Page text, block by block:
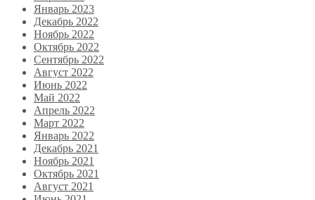
Январь 2023
Декабрь 2022
Ноябрь 2022
Октябрь 2022
Сентябрь 2022
Август 2022
Июнь 2022
Май 2022
Апрель 2022
Март 2022
Январь 2022
Декабрь 2021
Ноябрь 2021
Октябрь 2021
Август 2021